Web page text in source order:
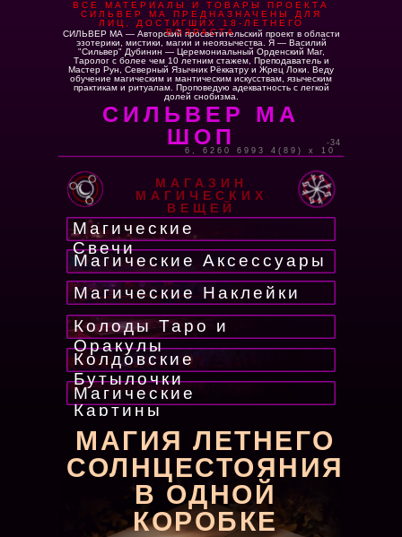
МАГАЗИН
МАГИЧЕСКИХ
ВЕЩЕЙ
СИЛЬВЕР МА
ШОП
СИЛЬВЕР МА — Авторский просветительский проект в области
эзотерики, мистики, магии и неоязычества. Я — Василий
"Сильвер" Дубинин — Церемониальный Орденский Маг,
Таролог с более чем 10 летним стажем, Преподаватель и
Мастер Рун, Северный Язычник Рёккатру и Жрец Локи. Веду
обучение магическим и мантическим искусствам, языческим
практикам и ритуалам. Проповедую адекватность с легкой
долей снобизма.
ВСЕ МАТЕРИАЛЫ И ТОВАРЫ ПРОЕКТА
СИЛЬВЕР МА ПРЕДНАЗНАЧЕНЫ ДЛЯ
ЛИЦ, ДОСТИГШИХ 18-ЛЕТНЕГО
ВОЗРАСТА
6, 6260 6993 4(89) x 10
-34
Колоды Таро и
Оракулы
Магические
Свечи
Магические Аксессуары
Колдовские
Бутылочки
Магические
Картины
Магические Наклейки
МАГИЯ ЛЕТНЕГО
СОЛНЦЕСТОЯНИЯ
В ОДНОЙ
КОРОБКЕ